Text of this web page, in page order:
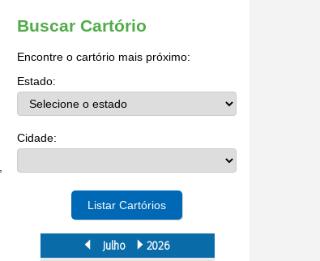
Buscar Cartório
Encontre o cartório mais próximo:
Estado:
Cidade:
Listar Cartórios